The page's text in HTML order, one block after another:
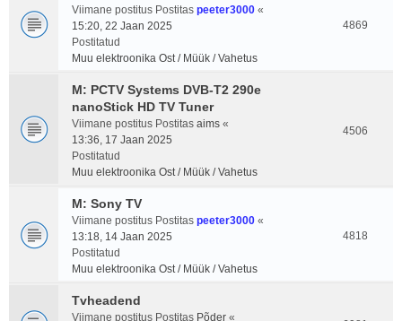
Viimane postitus Postitas peeter3000 «
15:20, 22 Jaan 2025
Postitatud
Muu elektroonika Ost / Müük / Vahetus
4869
M: PCTV Systems DVB-T2 290e
nanoStick HD TV Tuner
Viimane postitus Postitas aims «
13:36, 17 Jaan 2025
Postitatud
Muu elektroonika Ost / Müük / Vahetus
4506
M: Sony TV
Viimane postitus Postitas peeter3000 «
13:18, 14 Jaan 2025
Postitatud
Muu elektroonika Ost / Müük / Vahetus
4818
Tvheadend
Viimane postitus Postitas Põder «